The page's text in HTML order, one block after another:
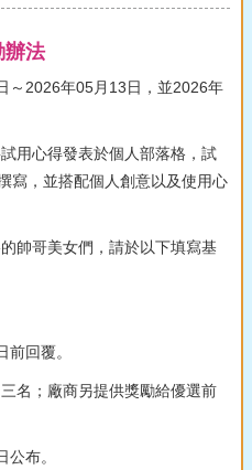
辦法
～2026年05月13日，並2026年
用心得發表於個人部落格，試
寫，並搭配個人創意以及使用心
帥哥美女們，請於以下填寫基
回覆。
名；廠商另提供獎勵給優選前
布。